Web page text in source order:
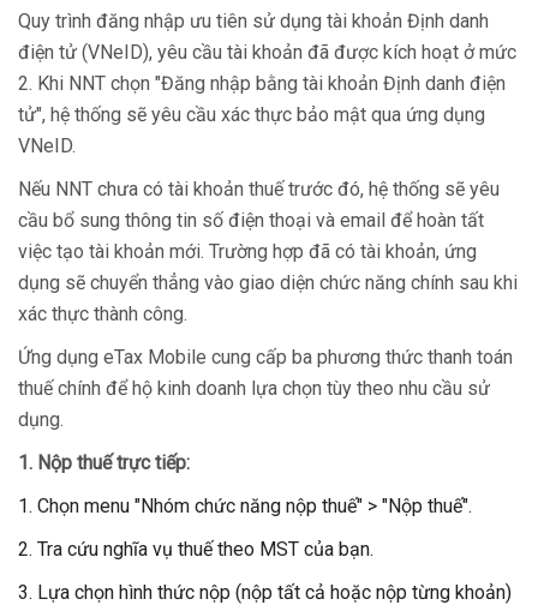
Quy trình đăng nhập ưu tiên sử dụng tài khoản Định danh
điện tử (VNeID), yêu cầu tài khoản đã được kích hoạt ở mức
2. Khi NNT chọn "Đăng nhập bằng tài khoản Định danh điện
tử", hệ thống sẽ yêu cầu xác thực bảo mật qua ứng dụng
VNeID.
Nếu NNT chưa có tài khoản thuế trước đó, hệ thống sẽ yêu
cầu bổ sung thông tin số điện thoại và email để hoàn tất
việc tạo tài khoản mới. Trường hợp đã có tài khoản, ứng
dụng sẽ chuyển thẳng vào giao diện chức năng chính sau khi
xác thực thành công.
Ứng dụng eTax Mobile cung cấp ba phương thức thanh toán
thuế chính để hộ kinh doanh lựa chọn tùy theo nhu cầu sử
dụng.
1. Nộp thuế trực tiếp:
Chọn menu "Nhóm chức năng nộp thuế" > "Nộp thuế".
Tra cứu nghĩa vụ thuế theo MST của bạn.
Lựa chọn hình thức nộp (nộp tất cả hoặc nộp từng khoản)